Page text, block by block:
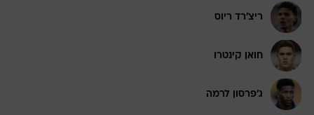
ריצ'רד ריוס
חואן קינטרו
ג'פרסון לרמה